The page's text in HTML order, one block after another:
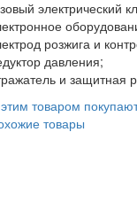
электрический
розжига и
давления;
и защитная
товаром
товары